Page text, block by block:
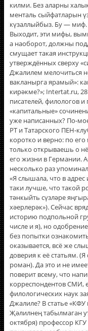
килми. Без аларны
менталь сыйфатларын
күзаллыйбыз. Бу —
Выходит, эти мифы,
а наоборот, должны
смущает такая
утверждëнных сверху
Джалилем мелочиться
вакланырга ярамый»:
кирәкме?»; Intertat.ru,
писателей, филологов
«капитальные»
уже написанных? По-
РТ и Татарского ПЕН-
коротко и верно: по
только открываешь о
его жизни в Германии.
несколько раз
«Я слышала, что в адрес
таки лучше, что такой
тәнкыйть сүзләре
хәерлерәк»). Сейчас
историю подпольной
числе и я), но
без попытки
оказывается, всё же
доверия к её статьям.
роман). Да это и не
поверит всему, что
корреспондентов СМИ,
филологических наук
Джалиле? В статье
Җәлилнең табылмаган
октября) профессор